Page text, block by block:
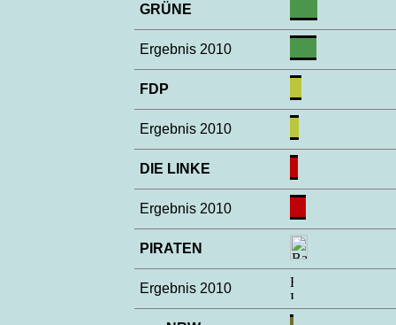
GRÜNE
Ergebnis 2010
FDP
Ergebnis 2010
DIE LINKE
Ergebnis 2010
PIRATEN
Ergebnis 2010